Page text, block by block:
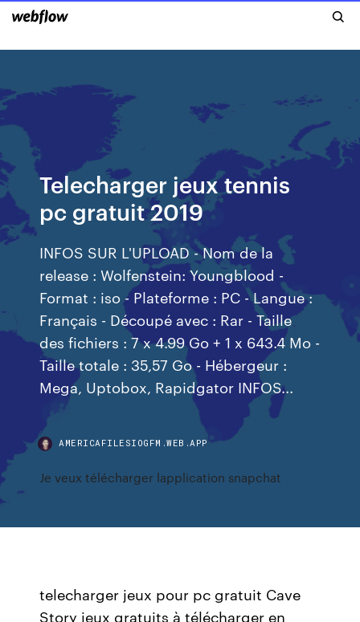
Telecharger jeux tennis
pc gratuit 2019
INFOS SUR L'UPLOAD - Nom de la
release : Wolfenstein: Youngblood -
Format : iso - Plateforme : PC - Langue :
Français - Découpé avec : Rar - Taille
des fichiers : 7 x 4.99 Go + 1 x 643.4 Mo -
Taille totale : 35,57 Go - Hébergeur :
Mega, Uptobox, Rapidgator INFOS...
AMERICAFILESIOGFM.WEB.APP
Je veux télécharger lapplication snapchat
telecharger jeux pour pc gratuit Cave
Story jeux gratuits à télécharger en